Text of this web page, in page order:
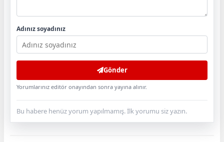
Adınız soyadınız
Gönder
Yorumlarınız editör onayından sonra yayına alınır.
Bu habere henüz yorum yapılmamış. İlk yorumu siz yazın.